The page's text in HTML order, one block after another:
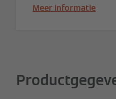
Meer informatie